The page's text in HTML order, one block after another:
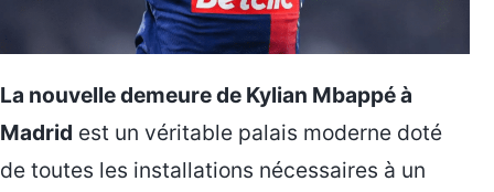
La nouvelle demeure de Kylian Mbappé à
Madrid est un véritable palais moderne doté
de toutes les installations nécessaires à un